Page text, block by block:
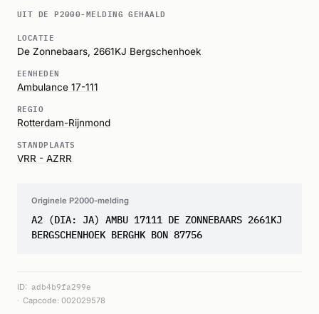
UIT DE P2000-MELDING GEHAALD
LOCATIE
De Zonnebaars, 2661KJ Bergschenhoek
EENHEDEN
Ambulance 17-111
REGIO
Rotterdam-Rijnmond
STANDPLAATS
VRR - AZRR
Originele P2000-melding
A2 (DIA: JA) AMBU 17111 DE ZONNEBAARS 2661KJ
BERGSCHENHOEK BERGHK BON 87756
ID: adb4b9fa299e
Capcode: 002029578